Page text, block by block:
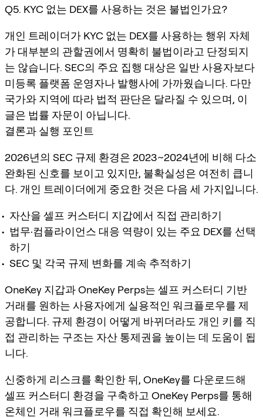
Q5. KYC 없는 DEX를 사용하는 것은 불법인가요?
개인 트레이더가 KYC 없는 DEX를 사용하는 행위 자체
가 대부분의 관할권에서 명확히 불법이라고 단정되지
는 않습니다. SEC의 주요 집행 대상은 일반 사용자보다
미등록 플랫폼 운영자나 발행사에 가까웠습니다. 다만
국가와 지역에 따라 법적 판단은 달라질 수 있으며, 이
글은 법률 자문이 아닙니다.
결론과 실행 포인트
2026년의 SEC 규제 환경은 2023~2024년에 비해 다소
완화된 신호를 보이고 있지만, 불확실성은 여전히 큽니
다. 개인 트레이더에게 중요한 것은 다음 세 가지입니다.
자산을 셀프 커스터디 지갑에서 직접 관리하기
법무·컴플라이언스 대응 역량이 있는 주요 DEX를 선택
하기
SEC 및 각국 규제 변화를 계속 추적하기
OneKey 지갑과 OneKey Perps는 셀프 커스터디 기반
거래를 원하는 사용자에게 실용적인 워크플로우를 제
공합니다. 규제 환경이 어떻게 바뀌더라도 개인 키를 직
접 관리하는 구조는 자산 통제권을 높이는 데 도움이 됩
니다.
신중하게 리스크를 확인한 뒤, OneKey를 다운로드해
셀프 커스터디 환경을 구축하고 OneKey Perps를 통해
온체인 거래 워크플로우를 직접 확인해 보세요.